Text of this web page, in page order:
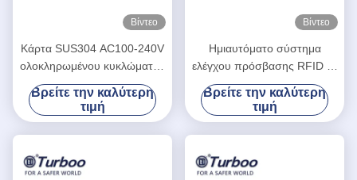
Βίντεο
Κάρτα SUS304 AC100-240V
ολοκληρωμένου κυκλώματος
ελέγχου προσπέλασης RFID
πυλών περιστροφικών
πυλών υψηλής ασφαλείας
μέσης
Βρείτε την καλύτερη
τιμή
Βίντεο
Ημιαυτόματο σύστημα
ελέγχου πρόσβασης RFID με
τρίποδα Τρεις βραχίονες
γύρισμα LV129
Βρείτε την καλύτερη
τιμή